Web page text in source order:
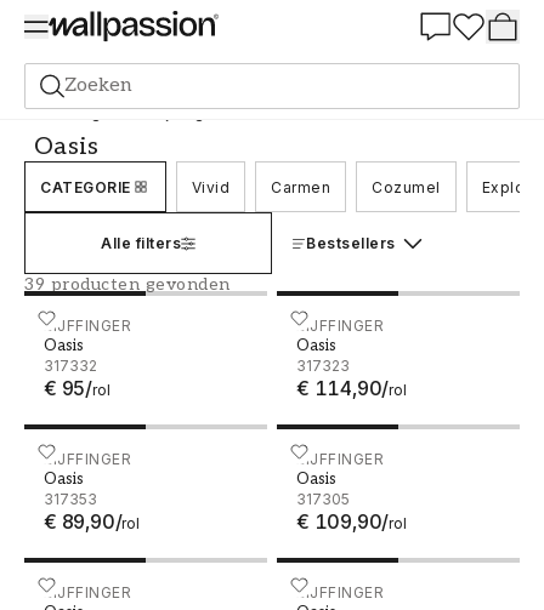
Zoeken
Behang Merk Eijffinger Oasis
Oasis
CATEGORIE Vivid Carmen Cozumel Explore
Alle filters Bestsellers
39 producten gevonden
EIJFFINGER
Oasis
317332
€ 95/rol
Oasis - 317332 EIJFFINGER
Oasis
317323
€ 114,90/rol
Oasis - 317323
EIJFFINGER
Oasis
317353
€ 89,90/rol
Oasis - 317353 EIJFFINGER
Oasis
317305
€ 109,90/rol
Oasis - 317305
EIJFFINGER
Oasis - 317331 EIJFFINGER
Oasis - 317302